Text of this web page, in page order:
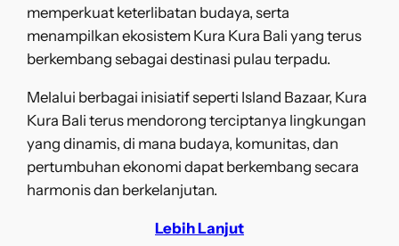
memperkuat keterlibatan budaya, serta
menampilkan ekosistem Kura Kura Bali yang terus
berkembang sebagai destinasi pulau terpadu.
Melalui berbagai inisiatif seperti Island Bazaar, Kura
Kura Bali terus mendorong terciptanya lingkungan
yang dinamis, di mana budaya, komunitas, dan
pertumbuhan ekonomi dapat berkembang secara
harmonis dan berkelanjutan.
Lebih Lanjut